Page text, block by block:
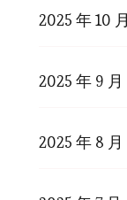
2025 年 10 月
2025 年 9 月
2025 年 8 月